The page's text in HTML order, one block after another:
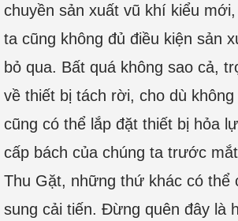
chuyền sản xuất vũ khí kiểu
ta cũng không đủ điều kiện sản
bỏ qua. Bất quá không sao cả,
về thiết bị tách rời, cho dù
cũng có thể lắp đặt thiết bị hỏa
cấp bách của chúng ta trước
Thu Gặt, những thứ khác có thể
sung cải tiến. Đừng quên đây là